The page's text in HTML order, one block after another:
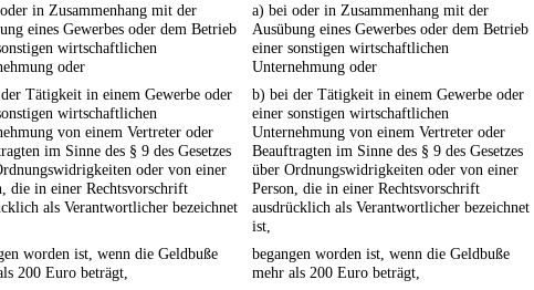
in Zusammenhang mit der
eines Gewerbes oder dem Betrieb
wirtschaftlichen
oder
a) bei oder in Zusammenhang mit der
Ausübung eines Gewerbes oder dem Betrieb
einer sonstigen wirtschaftlichen
Unternehmung oder
Tätigkeit in einem Gewerbe oder
wirtschaftlichen
von einem Vertreter oder
im Sinne des § 9 des Gesetzes
oder von einer
die in einer Rechtsvorschrift
als Verantwortlicher bezeichnet
b) bei der Tätigkeit in einem Gewerbe oder
einer sonstigen wirtschaftlichen
Unternehmung von einem Vertreter oder
Beauftragten im Sinne des § 9 des Gesetzes
über Ordnungswidrigkeiten oder von einer
Person, die in einer Rechtsvorschrift
ausdrücklich als Verantwortlicher bezeichnet
ist,
worden ist, wenn die Geldbuße
200 Euro beträgt,
begangen worden ist, wenn die Geldbuße
mehr als 200 Euro beträgt,